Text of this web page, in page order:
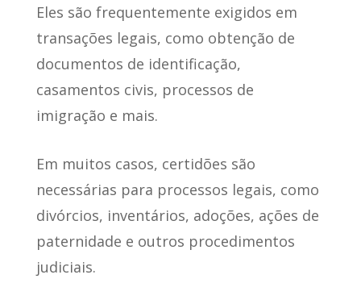
Eles são frequentemente exigidos em
transações legais, como obtenção de
documentos de identificação,
casamentos civis, processos de
imigração e mais.
Em muitos casos, certidões são
necessárias para processos legais, como
divórcios, inventários, adoções, ações de
paternidade e outros procedimentos
judiciais.